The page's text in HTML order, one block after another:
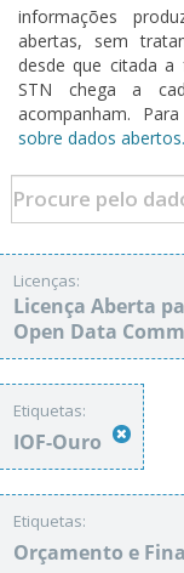
informações
abertas, sem
desde que citada
STN chega a
acompanham.
sobre dados abertos.
Licenças:
Licença Aberta
Open Data
Etiquetas:
IOF-Ouro
Etiquetas:
Orçamento e